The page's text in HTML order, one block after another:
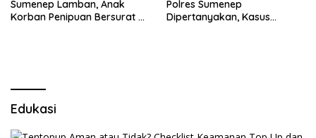
Sumenep Lamban, Anak
Korban Penipuan Bersurat ke
Polres Sumenep
Dipertanyakan, Kasus
Edukasi